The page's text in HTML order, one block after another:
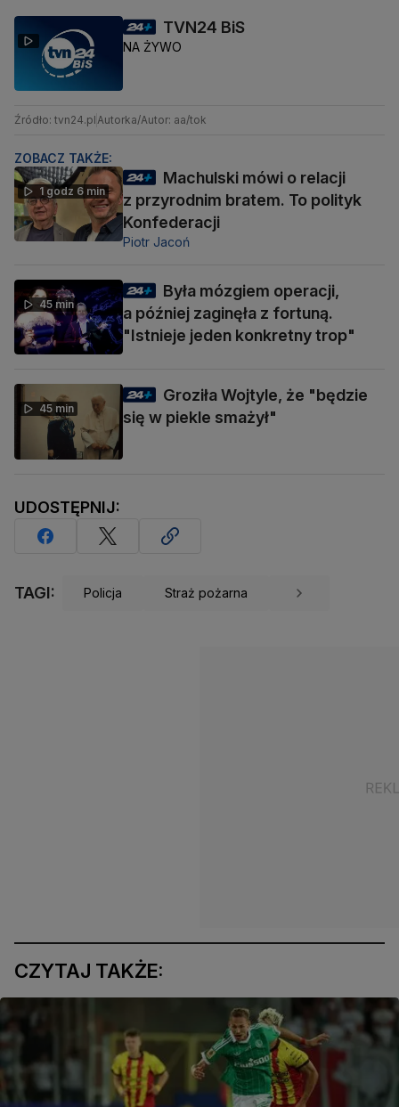
TVN24 BiS
NA ŻYWO
Źródło: tvn24.pl Autorka/Autor: aa/tok
ZOBACZ TAKŻE:
1 godz 6 min
Machulski mówi o relacji
z przyrodnim bratem. To polityk
Konfederacji
Piotr Jacoń
45 min
Była mózgiem operacji,
a później zaginęła z fortuną.
"Istnieje jeden konkretny trop"
45 min
Groziła Wojtyle, że "będzie
się w piekle smażył"
UDOSTĘPNIJ:
TAGI: Policja Straż pożarna
CZYTAJ TAKŻE: